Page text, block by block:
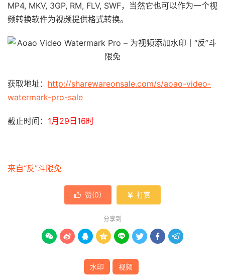
MP4, MKV, 3GP, RM, FLV, SWF，当然它也可以作为一个视
频转换软件为视频提供格式转换。
获取地址： http://sharewareonsale.com/s/aoao-video-
watermark-pro-sale
截止时间： 1月29日16时
来自“反”斗限免
 赞(0)  打赏
分享到
       
水印 视频